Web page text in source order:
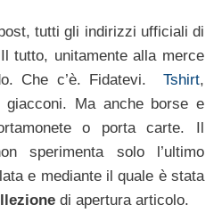
tutti gli indirizzi ufficiali di
tutto, unitamente alla merce
Che c’è. Fidatevi. Tshirt,
giacconi. Ma anche borse e
o porta carte. Il
sperimenta solo l’ultimo
e mediante il quale è stata
di apertura articolo.